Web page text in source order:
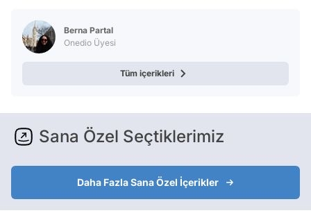
Berna Partal
Onedio Üyesi
Tüm içerikleri
Sana Özel Seçtiklerimiz
Daha Fazla Sana Özel İçerikler